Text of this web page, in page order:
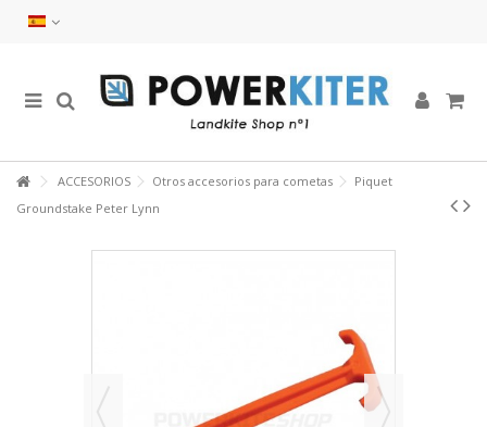
ACCESORIOS Otros accesorios para cometas
Piquet
Groundstake Peter Lynn